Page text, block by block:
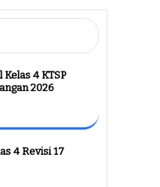
4 KTSP
2026
4 Revisi 17